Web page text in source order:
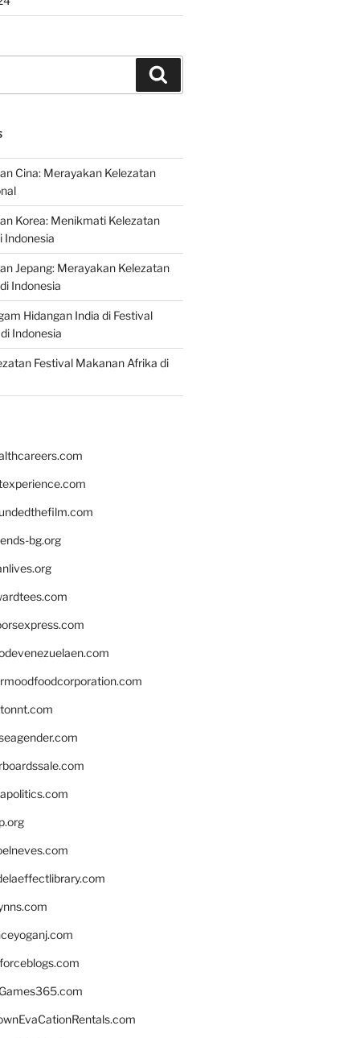
Cina: Merayakan Kelezatan
Korea: Menikmati Kelezatan
Indonesia
Jepang: Merayakan Kelezatan
Indonesia
Hidangan India di Festival
Indonesia
Festival Makanan Afrika di
bg.org